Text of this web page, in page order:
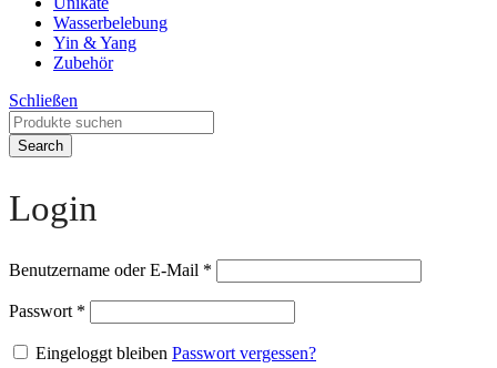
Wasserbelebung
Yin & Yang
Zubehör
Schließen
Search
Login
Benutzername oder E-Mail *
Passwort *
Eingeloggt bleiben Passwort vergessen?